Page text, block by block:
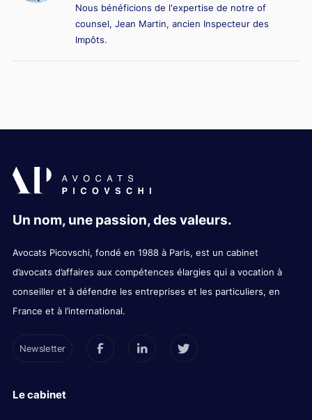
Nous bénéficions de l'expertise de notre of
counsel, Jean Martin, ancien Inspecteur des
Impôts.
Un nom, une passion, des valeurs.
Avocats Picovschi, fondé en 1988 à Paris, est un cabinet
d’avocats d’affaires aux compétences élargies qui a vocation à
conseiller et à défendre les entreprises et les particuliers, en
France et à l’international.
Newsletter
Le cabinet